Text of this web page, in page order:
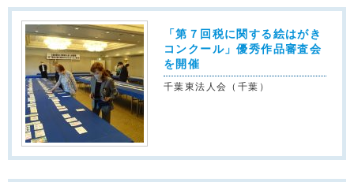
「第７回税に関する絵はがき
コンクール」優秀作品審査会
を開催
千葉東法人会（千葉）